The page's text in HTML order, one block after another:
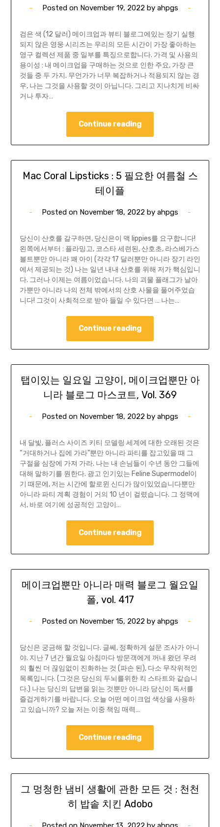
Posted on November 19, 2022 by ahpgs
검은 색 (12 달러) 메이크업과 뷰티 블로그에있는 장기 실행
되지 않은 영웅 시리즈는 우리의 모든 시간이 가장 좋아하는
영구 컬렉션 제품 중 일부를 특징으로합니다. 가격 및 사용의
용이성 : 내 메이크업을 구매하는 것으로 인한 주요, 가장 큰
것들 중 두 가지. 무언가가 너무 복잡하거나 적용되지 않는 경
우, 나는 그것을 사용할 것이 아닙니다. 그리고 지나치게 비싸
거나 투자…
Continue reading
Mac Coral Lipsticks : 5 필요한 여름철 스
테이플
Posted on November 18, 2022 by ahpgs
당신이 산호를 갈구하면, 당신은이 맥 lippies를 요구합니다!
왼쪽에서부터 : 플라밍고, 코스타 세련된, 산호초, 라스베가스
볼트뿐만 아니라 꽤 아이 (각각 17 달러뿐만 아니라 장기 라인
에서 제공되는 것) 나는 일년 내내 산호를 위해 저가 핵심입니
다. 그러나 이제는 여름이었습니다. 나의 괴물 플래그가 날아
가뿐만 아니라 나의 전체 밖에서의 산호 사물을 풀어주었습
니다! 그것이 사회적으로 받아 들일 수 있다면 … 나는…
Continue reading
탭이있는 일요일 고양이, 메이크업뿐만 아
니라 블로그 마스코트, Vol. 369
Posted on November 18, 2022 by ahpgs
내 달빛, 플러스 사이즈 키티 모델링 세계에 대한 오래된 것은
“거대하거나 집에 가라”뿐만 아니라 파티를 잡고있을 때 그
구절을 심장에 가져 가라. 나는 내 손님들이 수년 동안 그들에
대해 말하기를 원한다. 광고 인기있는 Feline Supermodel이
기 때문에, 저는 시간에 할로윈 신디가 많이있었습니다뿐만
아니라 파티 계획 경험이 거의 10 년이 걸렸습니다. 그 정맥에
서, 바로 여기에 성공적인 고양이…
Continue reading
메이크업뿐만 아니라 매력 블로그 월요일
폴, vol. 417
Posted on November 15, 2022 by ahpgs
당신은 궁금해 할 것입니다. 글쎄, 정확하게 설문 조사가 아니
야. 지난 7 년간 월요일 아침마다 방문객에게 꺼내 왔던 우려
의 훨씬 더 끊임없이 진화하는 것 (파손 된), 다소 무작위적인
목록입니다. (그것은 당신의 두뇌를위한 킥 스타트와 같습니
다.) 나는 당신의 답변을 읽는 것뿐만 아니라 당신이 독서를
즐겁게하기를 바랍니다. 오늘 어떤 메이크업 색상을 사용하
고 있습니까? 오늘 저는 이중 책임 매력…
Continue reading
그 멍청한 냄비 생활에 관한 모든 것 : 천천
히 밥솥 치킨 Adobo